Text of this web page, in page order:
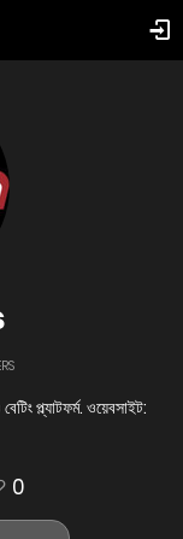
প্ল্যাটফর্ম. ওয়েবসাইট:
0